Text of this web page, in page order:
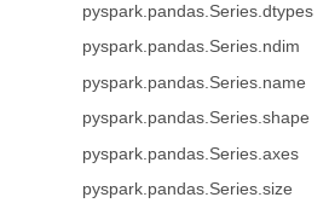
pyspark.pandas.Series.dtypes
pyspark.pandas.Series.ndim
pyspark.pandas.Series.name
pyspark.pandas.Series.shape
pyspark.pandas.Series.axes
pyspark.pandas.Series.size